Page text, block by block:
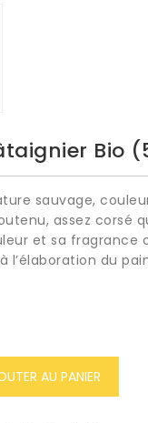
Bio
sauvage,
assez corsé
et sa fragrance
du
AU PANIER